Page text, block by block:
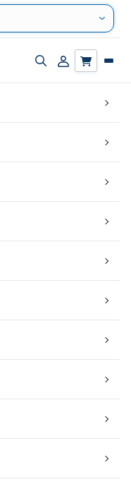
Zapnout/vypnout
Přihlásit/